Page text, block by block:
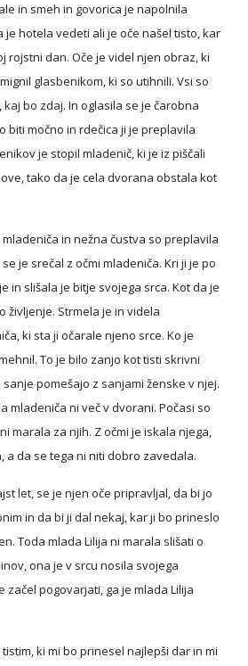
in smeh in govorica je napolnila
je hotela vedeti ali je oče našel tisto, kar
rojstni dan. Oče je videl njen obraz, ki
glasbenikom, ki so utihnili. Vsi so
bo zdaj. In oglasila se je čarobna
biti močno in rdečica ji je preplavila
je stopil mladenič, ki je iz piščali
tako da je cela dvorana obstala kot
in nežna čustva so preplavila
je srečal z očmi mladeniča. Kri ji je po
in slišala je bitje svojega srca. Kot da je
življenje. Strmela je in videla
ki sta ji očarale njeno srce. Ko je
To je bilo zanjo kot tisti skrivni
pomešajo z sanjami ženske v njej.
mladeniča ni več v dvorani. Počasi so
marala za njih. Z očmi je iskala njega,
a da se tega ni niti dobro zavedala.
let, se je njen oče pripravljal, da bi jo
in da bi ji dal nekaj, kar ji bo prineslo
Toda mlada Lilija ni marala slišati o
ona je v srcu nosila svojega
začel pogovarjati, ga je mlada Lilija
ki mi bo prinesel najlepši dar in mi